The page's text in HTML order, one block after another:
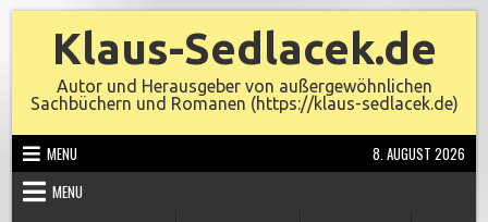
Klaus-Sedlacek.de
Autor und Herausgeber von außergewöhnlichen
Sachbüchern und Romanen (https://klaus-sedlacek.de)
MENU
8. AUGUST 2026
MENU